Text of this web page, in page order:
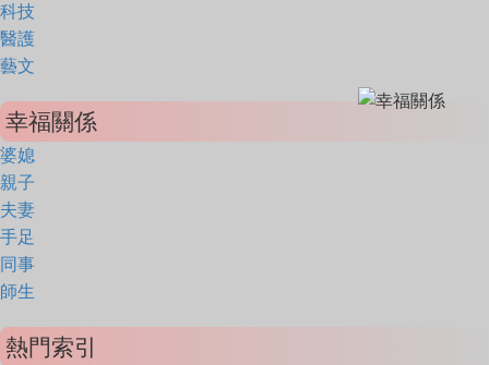
科技
醫護
藝文
幸福關係
婆媳
親子
夫妻
手足
同事
師生
熱門索引